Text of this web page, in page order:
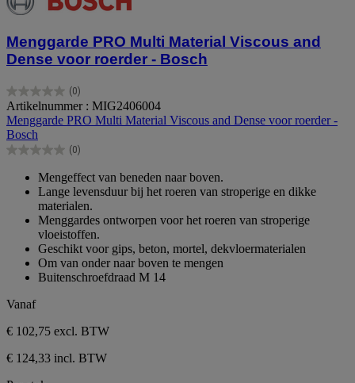
Menggarde PRO Multi Material Viscous and
Dense voor roerder - Bosch
(0)
0.0
van
de
5
sterren.
Artikelnummer : MIG2406004
Menggarde PRO Multi Material Viscous and Dense voor roerder -
Bosch
(0)
0.0
sterren.
Mengeffect van beneden naar boven.
Lange levensduur bij het roeren van stroperige en dikke
materialen.
Menggardes ontworpen voor het roeren van stroperige
vloeistoffen.
Geschikt voor gips, beton, mortel, dekvloermaterialen
Om van onder naar boven te mengen
Buitenschroefdraad M 14
Vanaf
€ 102,75 excl. BTW
€ 124,33 incl. BTW